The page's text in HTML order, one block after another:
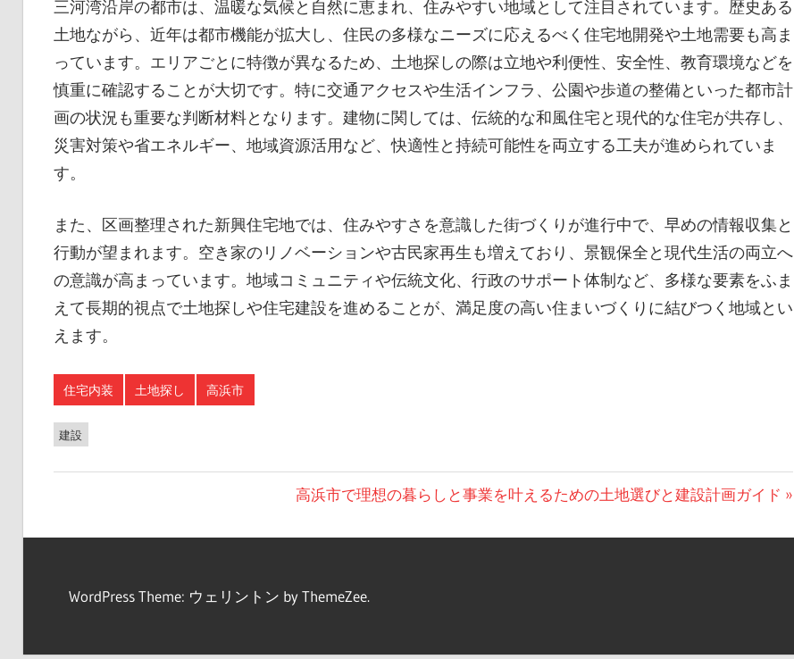
三河湾沿岸の都市は、温暖な気候と自然に恵まれ、住みやすい地域として注目されています。歴史ある
土地ながら、近年は都市機能が拡大し、住民の多様なニーズに応えるべく住宅地開発や土地需要も高ま
っています。エリアごとに特徴が異なるため、土地探しの際は立地や利便性、安全性、教育環境などを
慎重に確認することが大切です。特に交通アクセスや生活インフラ、公園や歩道の整備といった都市計
画の状況も重要な判断材料となります。建物に関しては、伝統的な和風住宅と現代的な住宅が共存し、
災害対策や省エネルギー、地域資源活用など、快適性と持続可能性を両立する工夫が進められていま
す。
また、区画整理された新興住宅地では、住みやすさを意識した街づくりが進行中で、早めの情報収集と
行動が望まれます。空き家のリノベーションや古民家再生も増えており、景観保全と現代生活の両立へ
の意識が高まっています。地域コミュニティや伝統文化、行政のサポート体制など、多様な要素をふま
えて長期的視点で土地探しや住宅建設を進めることが、満足度の高い住まいづくりに結びつく地域とい
えます。
住宅内装 土地探し 高浜市
建設
稿
ビ
次
高浜市で理想の暮らしと事業を叶えるための土地選びと建設計画ガイド
WordPress Theme: ウェリントン by ThemeZee.